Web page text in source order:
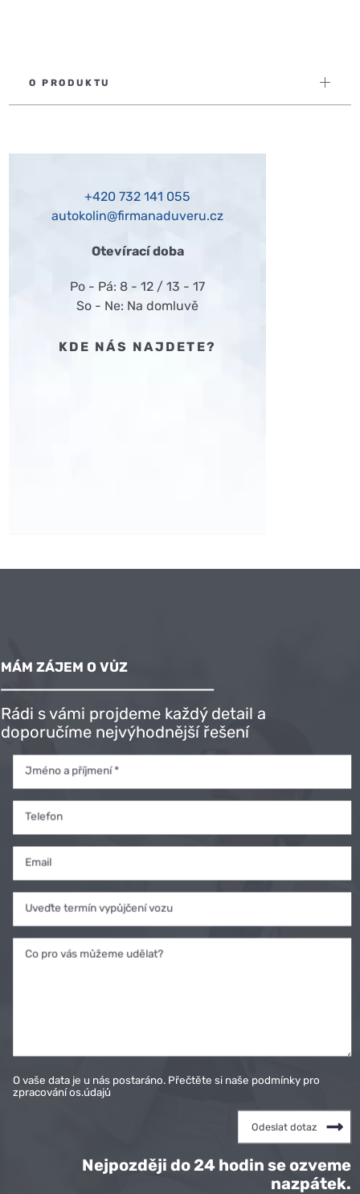
O PRODUKTU
+420732 141 055
autokolin@firmanaduveru.cz
Otevírací doba
Po - Pá: 8 - 12 / 13 - 17
So - Ne: Na domluvě
KDE NÁS NAJDETE?
JEDETE DO
ZAHRANIČÍ?
SJEDNEJTE SI
POJIŠTĚNÍ
ONLINE.
MÁM ZÁJEM O VŮZ
Rádi s vámi projdeme každý detail a
doporučíme nejvýhodnější řešení
Jméno a příjmení *
Telefon
Email
Uveďte termín vypůjčení vozu
Co pro vás můžeme udělat?
O vaše data je u nás postaráno. Přečtěte si naše podmínky pro
zpracování os.údajů
Nejpozději do 24 hodin se ozveme
nazpátek.